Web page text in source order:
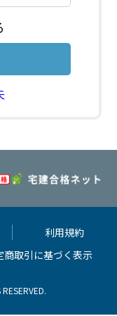
利用規約
商取引に基づく表示